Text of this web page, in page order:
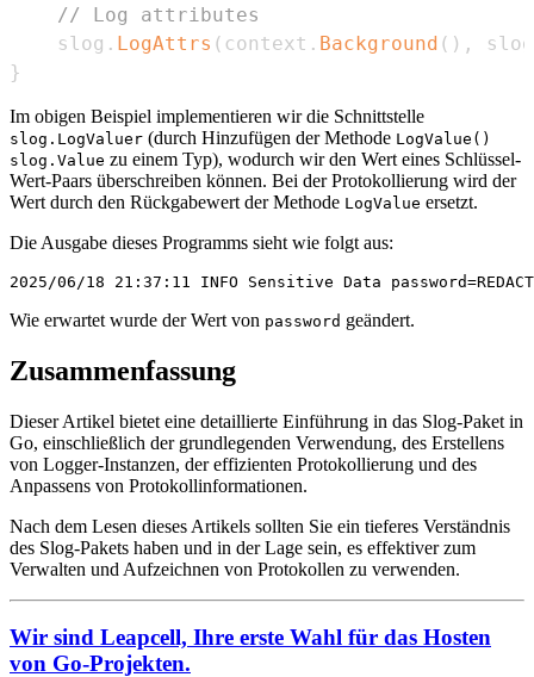
// Log attributes
	slog
. LogAttrs ( context . Background ( ) ,
slog
}
Im obigen Beispiel implementieren wir die Schnittstelle
slog.LogValuer (durch Hinzufügen der Methode LogValue()
slog.Value zu einem Typ), wodurch wir den Wert eines Schlüssel-
Wert-Paars überschreiben können. Bei der Protokollierung wird der
Wert durch den Rückgabewert der Methode LogValue ersetzt.
Die Ausgabe dieses Programms sieht wie folgt aus:
Wie erwartet wurde der Wert von password geändert.
Zusammenfassung
Dieser Artikel bietet eine detaillierte Einführung in das Slog-Paket in
Go, einschließlich der grundlegenden Verwendung, des Erstellens
von Logger-Instanzen, der effizienten Protokollierung und des
Anpassens von Protokollinformationen.
Nach dem Lesen dieses Artikels sollten Sie ein tieferes Verständnis
des Slog-Pakets haben und in der Lage sein, es effektiver zum
Verwalten und Aufzeichnen von Protokollen zu verwenden.
Wir sind Leapcell, Ihre erste Wahl für das Hosten
von Go-Projekten.